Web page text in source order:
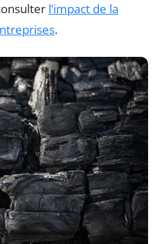
l’impact de la
.